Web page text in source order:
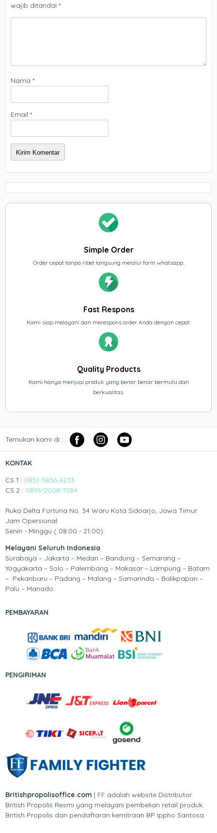
wajib ditandai*
Nama*
Email*
Simple Order
Order cepat tanpa ribet langsung melalui form whatsapp.
Fast Respons
Kami siap melayani dan merespons order Anda dengan cepat.
Quality Products
Kami hanya menjual produk yang benar benar bermutu dan
berkualitas.
Temukan kami di :
KONTAK
CS 1 : 0851-5836-4233
CS 2 : 0895-2008-7584
Ruko Delta Fortuna No. 34 Waru Kota Sidoarjo, Jawa Timur
Jam Opersional:
Senin - Minggu ( 08:00 - 21:00)
Melayani Seluruh Indonesia
Surabaya – Jakarta – Medan – Bandung – Semarang –
Yogyakarta – Solo – Palembang – Makasar – Lampung – Batam
– Pekanbaru – Padang – Malang – Samarinda – Balikpapan –
Palu – Manado
PEMBAYARAN
PENGIRIMAN
Britishpropolisoffice.com | FF adalah website Distributor
British Propolis Resmi yang melayani pembelian retail produk
British Propolis dan pendaftaran kemitraan BP Ippho Santosa.